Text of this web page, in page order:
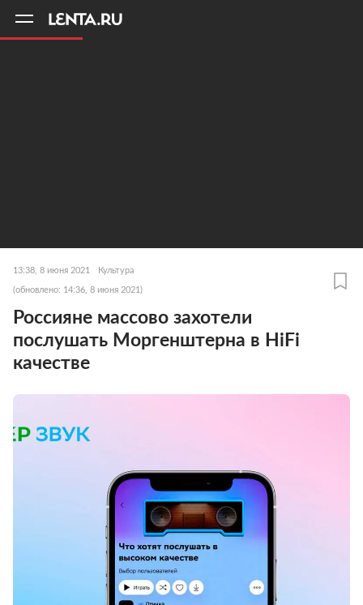
13:38, 8 июня 2021 Культура
(обновлено: 14:36, 8 июня 2021)
Россияне массово захотели
послушать Моргенштерна в HiFi
качестве